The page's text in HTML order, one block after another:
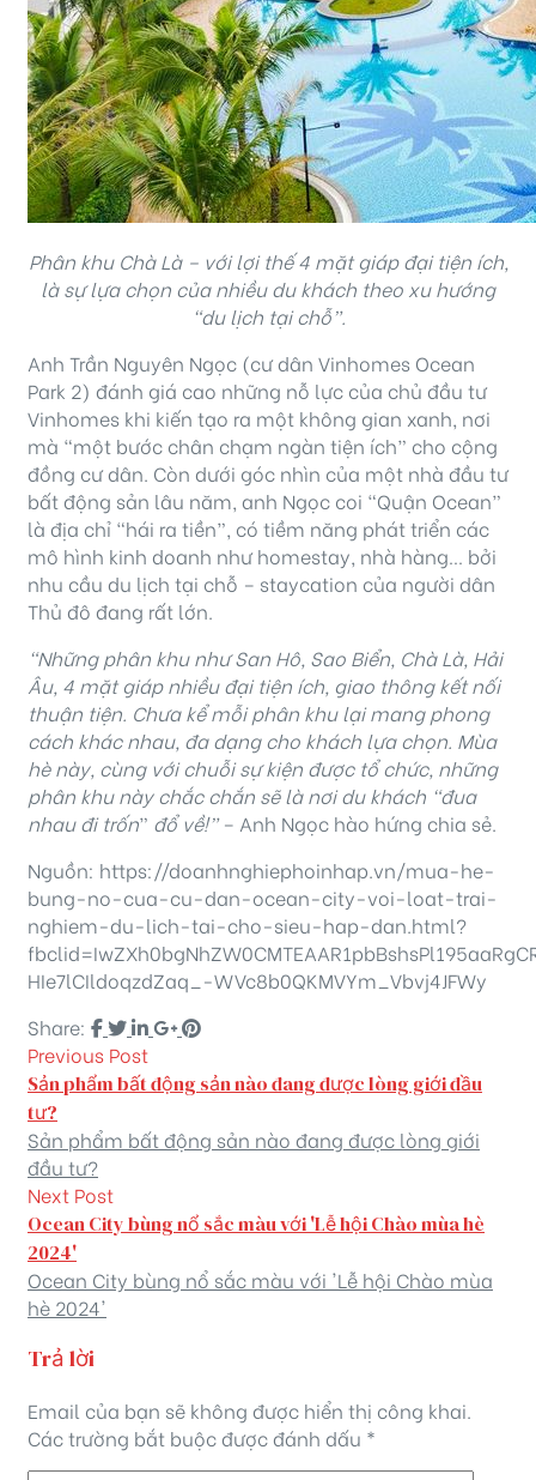
Phân khu Chà Là – với lợi thế 4 mặt giáp đại tiện ích,
là sự lựa chọn của nhiều du khách theo xu hướng
“du lịch tại chỗ”.
Anh Trần Nguyên Ngọc (cư dân Vinhomes Ocean
Park 2) đánh giá cao những nỗ lực của chủ đầu tư
Vinhomes khi kiến tạo ra một không gian xanh, nơi
mà “một bước chân chạm ngàn tiện ích” cho cộng
đồng cư dân. Còn dưới góc nhìn của một nhà đầu tư
bất động sản lâu năm, anh Ngọc coi “Quận Ocean”
là địa chỉ “hái ra tiền”, có tiềm năng phát triển các
mô hình kinh doanh như homestay, nhà hàng… bởi
nhu cầu du lịch tại chỗ – staycation của người dân
Thủ đô đang rất lớn.
“Những phân khu như San Hô, Sao Biển, Chà Là, Hải
Âu, 4 mặt giáp nhiều đại tiện ích, giao thông kết nối
thuận tiện. Chưa kể mỗi phân khu lại mang phong
cách khác nhau, đa dạng cho khách lựa chọn. Mùa
hè này, cùng với chuỗi sự kiện được tổ chức, những
phân khu này chắc chắn sẽ là nơi du khách “đua
nhau đi trốn” đổ về!”– Anh Ngọc hào hứng chia sẻ.
Nguồn: https://doanhnghiephoinhap.vn/mua-he-
bung-no-cua-cu-dan-ocean-city-voi-loat-trai-
nghiem-du-lich-tai-cho-sieu-hap-dan.html?
HIe7lCIldoqzdZaq_-WVc8b0QKMVYm_Vbvj4JFWy
Share:
Previous Post
Sản phẩm bất động sản nào đang được lòng giới đầu
tư?
Sản phẩm bất động sản nào đang được lòng giới
đầu tư?
Next Post
Ocean City bùng nổ sắc màu với 'Lễ hội Chào mùa hè
2024'
Ocean City bùng nổ sắc màu với 'Lễ hội Chào mùa
hè 2024'
Trả lời
Email của bạn sẽ không được hiển thị công khai.
Các trường bắt buộc được đánh dấu *